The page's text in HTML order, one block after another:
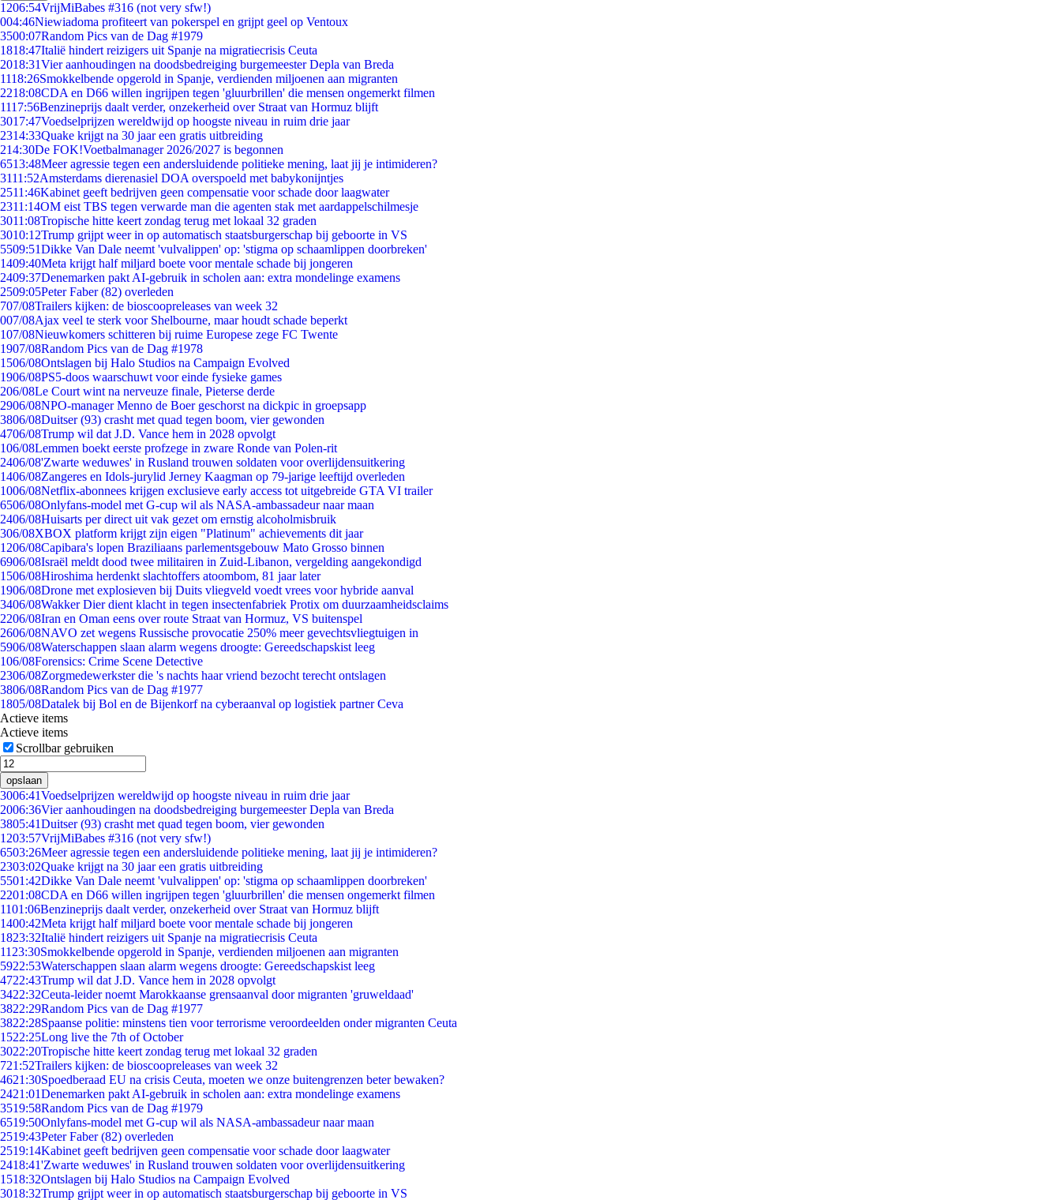
1206:54VrijMiBabes #316 (not very sfw!)
004:46Niewiadoma profiteert van pokerspel en grijpt geel op Ventoux
3500:07Random Pics van de Dag #1979
1818:47Italië hindert reizigers uit Spanje na migratiecrisis Ceuta
2018:31Vier aanhoudingen na doodsbedreiging burgemeester Depla van Breda
1118:26Smokkelbende opgerold in Spanje, verdienden miljoenen aan migranten
2218:08CDA en D66 willen ingrijpen tegen 'gluurbrillen' die mensen ongemerkt filmen
1117:56Benzineprijs daalt verder, onzekerheid over Straat van Hormuz blijft
3017:47Voedselprijzen wereldwijd op hoogste niveau in ruim drie jaar
2314:33Quake krijgt na 30 jaar een gratis uitbreiding
214:30De FOK!Voetbalmanager 2026/2027 is begonnen
6513:48Meer agressie tegen een andersluidende politieke mening, laat jij je intimideren?
3111:52Amsterdams dierenasiel DOA overspoeld met babykonijntjes
2511:46Kabinet geeft bedrijven geen compensatie voor schade door laagwater
2311:14OM eist TBS tegen verwarde man die agenten stak met aardappelschilmesje
3011:08Tropische hitte keert zondag terug met lokaal 32 graden
3010:12Trump grijpt weer in op automatisch staatsburgerschap bij geboorte in VS
5509:51Dikke Van Dale neemt 'vulvalippen' op: 'stigma op schaamlippen doorbreken'
1409:40Meta krijgt half miljard boete voor mentale schade bij jongeren
2409:37Denemarken pakt AI-gebruik in scholen aan: extra mondelinge examens
2509:05Peter Faber (82) overleden
707/08Trailers kijken: de bioscoopreleases van week 32
007/08Ajax veel te sterk voor Shelbourne, maar houdt schade beperkt
107/08Nieuwkomers schitteren bij ruime Europese zege FC Twente
1907/08Random Pics van de Dag #1978
1506/08Ontslagen bij Halo Studios na Campaign Evolved
1906/08PS5-doos waarschuwt voor einde fysieke games
206/08Le Court wint na nerveuze finale, Pieterse derde
2906/08NPO-manager Menno de Boer geschorst na dickpic in groepsapp
3806/08Duitser (93) crasht met quad tegen boom, vier gewonden
4706/08Trump wil dat J.D. Vance hem in 2028 opvolgt
106/08Lemmen boekt eerste profzege in zware Ronde van Polen-rit
2406/08'Zwarte weduwes' in Rusland trouwen soldaten voor overlijdensuitkering
1406/08Zangeres en Idols-jurylid Jerney Kaagman op 79-jarige leeftijd overleden
1006/08Netflix-abonnees krijgen exclusieve early access tot uitgebreide GTA VI trailer
6506/08Onlyfans-model met G-cup wil als NASA-ambassadeur naar maan
2406/08Huisarts per direct uit vak gezet om ernstig alcoholmisbruik
306/08XBOX platform krijgt zijn eigen "Platinum" achievements dit jaar
1206/08Capibara's lopen Braziliaans parlementsgebouw Mato Grosso binnen
6906/08Israël meldt dood twee militairen in Zuid-Libanon, vergelding aangekondigd
1506/08Hiroshima herdenkt slachtoffers atoombom, 81 jaar later
1906/08Drone met explosieven bij Duits vliegveld voedt vrees voor hybride aanval
3406/08Wakker Dier dient klacht in tegen insectenfabriek Protix om duurzaamheidsclaims
2206/08Iran en Oman eens over route Straat van Hormuz, VS buitenspel
2606/08NAVO zet wegens Russische provocatie 250% meer gevechtsvliegtuigen in
5906/08Waterschappen slaan alarm wegens droogte: Gereedschapskist leeg
106/08Forensics: Crime Scene Detective
2306/08Zorgmedewerkster die 's nachts haar vriend bezocht terecht ontslagen
3806/08Random Pics van de Dag #1977
1805/08Datalek bij Bol en de Bijenkorf na cyberaanval op logistiek partner Ceva
Actieve items
Actieve items
Scrollbar gebruiken
opslaan
3006:41Voedselprijzen wereldwijd op hoogste niveau in ruim drie jaar
2006:36Vier aanhoudingen na doodsbedreiging burgemeester Depla van Breda
3805:41Duitser (93) crasht met quad tegen boom, vier gewonden
1203:57VrijMiBabes #316 (not very sfw!)
6503:26Meer agressie tegen een andersluidende politieke mening, laat jij je intimideren?
2303:02Quake krijgt na 30 jaar een gratis uitbreiding
5501:42Dikke Van Dale neemt 'vulvalippen' op: 'stigma op schaamlippen doorbreken'
2201:08CDA en D66 willen ingrijpen tegen 'gluurbrillen' die mensen ongemerkt filmen
1101:06Benzineprijs daalt verder, onzekerheid over Straat van Hormuz blijft
1400:42Meta krijgt half miljard boete voor mentale schade bij jongeren
1823:32Italië hindert reizigers uit Spanje na migratiecrisis Ceuta
11 23:30Smokkelbende opgerold in Spanje, verdienden miljoenen aan migranten
5922:53Waterschappen slaan alarm wegens droogte: Gereedschapskist leeg
4722:43Trump wil dat J.D. Vance hem in 2028 opvolgt
3422:32Ceuta-leider noemt Marokkaanse grensaanval door migranten 'gruweldaad'
3822:29Random Pics van de Dag #1977
3822:28Spaanse politie: minstens tien voor terrorisme veroordeelden onder migranten Ceuta
1522:25Long live the 7th of October
3022:20Tropische hitte keert zondag terug met lokaal 32 graden
721:52Trailers kijken: de bioscoopreleases van week 32
4621:30Spoedberaad EU na crisis Ceuta, moeten we onze buitengrenzen beter bewaken?
2421:01Denemarken pakt AI-gebruik in scholen aan: extra mondelinge examens
3519:58Random Pics van de Dag #1979
6519:50Onlyfans-model met G-cup wil als NASA-ambassadeur naar maan
2519:43Peter Faber (82) overleden
2519:14Kabinet geeft bedrijven geen compensatie voor schade door laagwater
2418:41'Zwarte weduwes' in Rusland trouwen soldaten voor overlijdensuitkering
1518:32Ontslagen bij Halo Studios na Campaign Evolved
3018:32Trump grijpt weer in op automatisch staatsburgerschap bij geboorte in VS